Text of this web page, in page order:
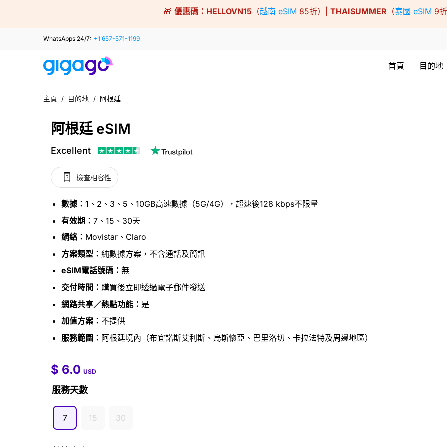
🎁 優惠碼： HELLOVN15 （越南 eSIM 85折）| THAISUMMER （泰國 eSIM 9
WhatsApps 24/7: +1 657-571-1199
首頁 目的地
主頁 / 目的地 / 阿根廷
阿根廷 eSIM
Excellent
檢查相容性
數據： 1、2、3、5、10GB高速數據（5G/4G），超速後128 kbps不限量
有效期： 7、15、30天
網絡： Movistar、Claro
方案類型： 純數據方案，不含通話及簡訊
eSIM電話號碼： 無
交付時間： 購買後立即透過電子郵件發送
網路共享／熱點功能： 是
加值方案： 不提供
服務範圍： 阿根廷境內（布宜諾斯艾利斯、烏斯懷亞、巴里洛切、卡拉法特及周邊地區）
$ 6.0 –$
服務天數
7 15 30
$ 6.0 USD